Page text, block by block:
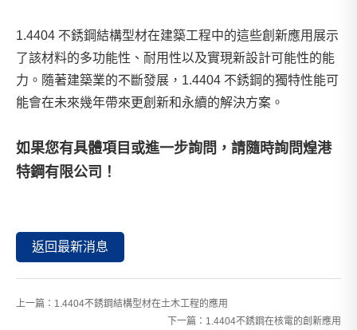
1.4404 不銹鋼結構型材在建築工程中的這些創新應用展示
了該材料的多功能性、耐用性以及實現新設計可能性的能
力。隨著建築業的不斷發展，1.4404 不銹鋼的獨特性能可
能會在未來幾年帶來更創新和永續的解決方案。
如果您有具體項目或進一步詢問，請隨時詢問煌港
特鋼有限公司 ！
返回最新消息
上一篇： 1.4404不銹鋼結構型材在土木工程的應用
下一篇： 1.4404不銹鋼在核電的創新應用